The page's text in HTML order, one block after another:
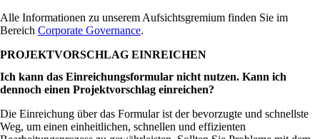
Alle Informationen zu unserem Aufsichtsgremium finden Sie im
Bereich Corporate Governance.
PROJEKTVORSCHLAG EINREICHEN
Ich kann das Einreichungsformular nicht nutzen. Kann ich
dennoch einen Projektvorschlag einreichen?
Die Einreichung über das Formular ist der bevorzugte und schnellste
Weg, um einen einheitlichen, schnellen und effizienten